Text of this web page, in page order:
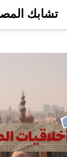
تشابك